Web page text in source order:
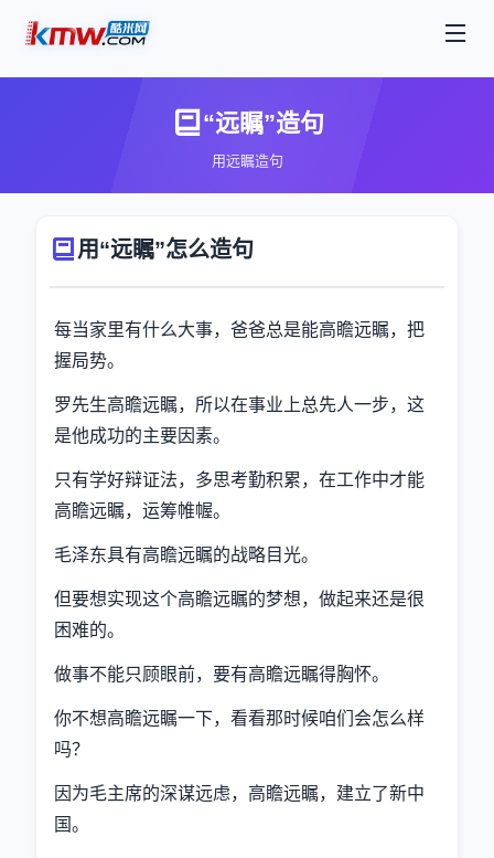
“远瞩”造句
用远瞩造句
用“远瞩”怎么造句
每当家里有什么大事，爸爸总是能高瞻远瞩，把
握局势。
罗先生高瞻远瞩，所以在事业上总先人一步，这
是他成功的主要因素。
只有学好辩证法，多思考勤积累，在工作中才能
高瞻远瞩，运筹帷幄。
毛泽东具有高瞻远瞩的战略目光。
但要想实现这个高瞻远瞩的梦想，做起来还是很
困难的。
做事不能只顾眼前，要有高瞻远瞩得胸怀。
你不想高瞻远瞩一下，看看那时候咱们会怎么样
吗？
因为毛主席的深谋远虑，高瞻远瞩，建立了新中
国。